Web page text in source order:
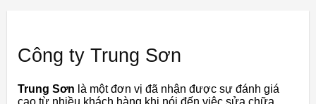
Công ty Trung Sơn
Trung Sơn là một đơn vị đã nhận được sự đánh giá